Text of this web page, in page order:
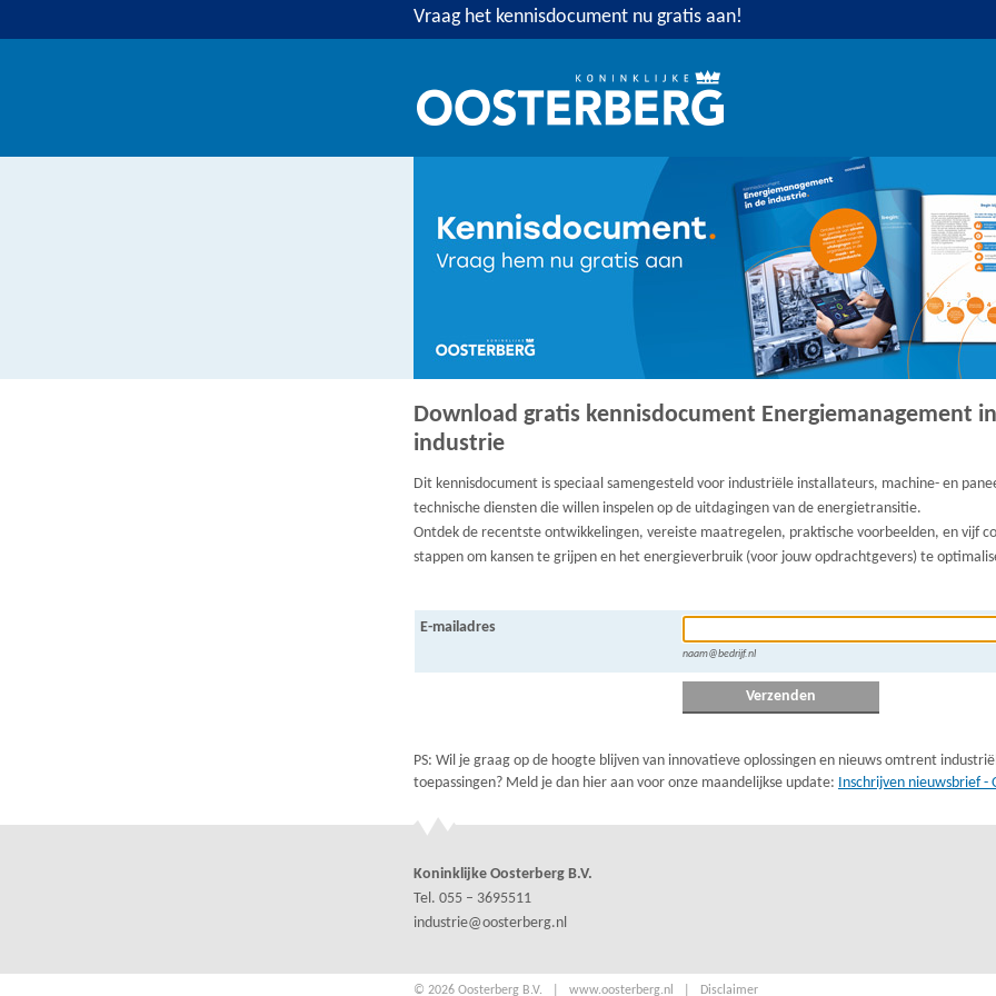
Vraag het kennisdocument nu gratis aan!
Download gratis kennisdocument Energiemanagement
industrie
Dit kennisdocument is speciaal samengesteld voor industriële installateurs, machine- en
technische diensten die willen inspelen op de uitdagingen van de energietransitie.
Ontdek de recentste ontwikkelingen, vereiste maatregelen, praktische voorbeelden, en vijf
stappen om kansen te grijpen en het energieverbruik (voor jouw opdrachtgevers) te
E-mailadres
naam@bedrijf.nl
PS: Wil je graag op de hoogte blijven van innovatieve oplossingen en nieuws omtrent
toepassingen? Meld je dan hier aan voor onze maandelijkse update: Inschrijven nieuwsbrief -
Koninklijke Oosterberg B.V.
Tel. 055 – 3695511
industrie@oosterberg.nl
© 2026 Oosterberg B.V. www.oosterberg.nl Disclaimer